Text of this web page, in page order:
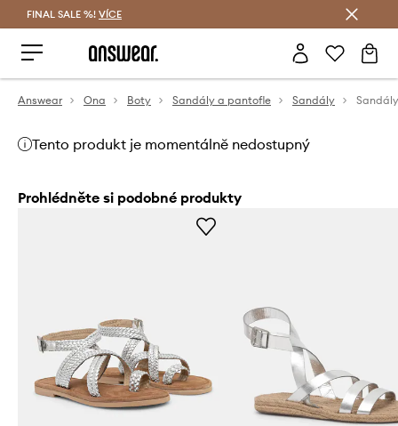
FINAL SALE %! VÍCE
Answear Ona Boty Sandály a pantofle Sandály
Tento produkt je momentálně nedostupný
Prohlédněte si podobné produkty